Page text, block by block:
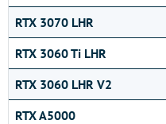
RTX 3070 LHR
RTX 3060 Ti LHR
RTX 3060 LHR V2
RTX A5000